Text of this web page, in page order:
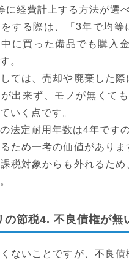
に経費計上する方法が選べ
する際は、「3年で均等
に買った備品でも購入
。
ては、売却や廃棄した際
出来ず、モノが無くて
いく点です。
法定耐用年数は4年です
ため一考の価値がありま
税対象からも外れるため
の節税4. 不良債権が無
ないことですが、不良債